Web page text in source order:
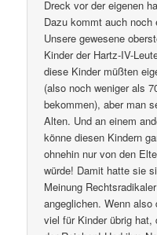
Dreck vor der eigenen
Dazu kommt auch noch
Unsere gewesene
Kinder der Hartz-IV-
diese Kinder müßten
(also noch weniger als
bekommen), aber man
Alten. Und an einem
könne diesen Kindern
ohnehin nur von den
würde! Damit hatte sie
Meinung
angeglichen. Wenn also
viel für Kinder übrig hat,